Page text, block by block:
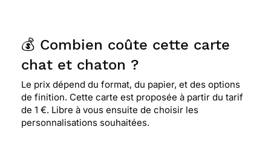
💰 Combien coûte cette carte
chat et chaton ?
Le prix dépend du format, du papier, et des options
de finition. Cette carte est proposée à partir du tarif
de 1 €. Libre à vous ensuite de choisir les
personnalisations souhaitées.